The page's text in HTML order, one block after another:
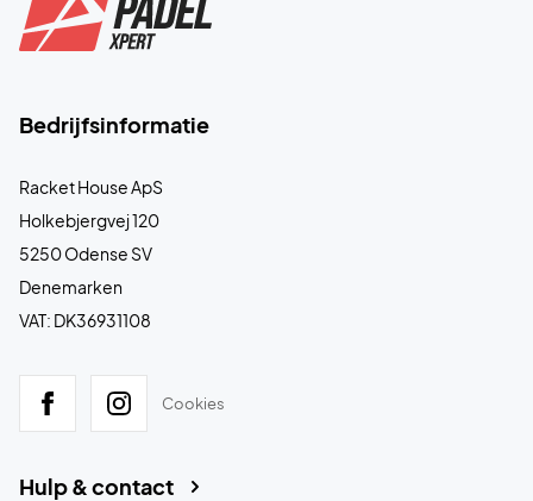
Bedrijfsinformatie
Racket House ApS
Holkebjergvej 120
5250 Odense SV
Denemarken
VAT: DK36931108
Cookies
Hulp & contact